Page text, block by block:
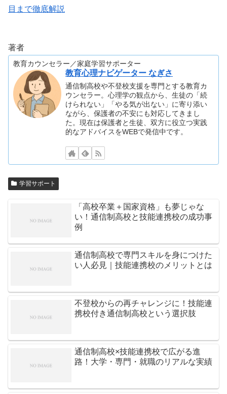
目まで徹底解説
著者
教育カウンセラー／家庭学習サポーター
教育心理ナビゲーター なぎさ
通信制高校や不登校支援を専門とする教育カ
ウンセラー。心理学の観点から、生徒の「続
けられない」「やる気が出ない」に寄り添い
ながら、保護者の不安にも対応してきまし
た。現在は保護者と生徒、双方に役立つ実践
的なアドバイスをWEBで発信中です。
学習サポート
「高校卒業＋国家資格」も夢じゃな
い！通信制高校と技能連携校の成功事
例
通信制高校で専門スキルを身につけた
い人必見｜技能連携校のメリットとは
不登校からの再チャレンジに！技能連
携校付き通信制高校という選択肢
通信制高校×技能連携校で広がる進
路！大学・専門・就職のリアルな実績